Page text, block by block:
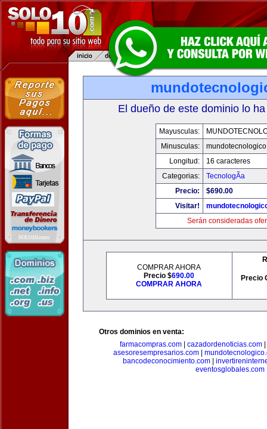
El dueño de este dominio lo
Mayusculas:
Minusculas:
Longitud:
16 caracteres
Categorias:
TecnologÃ­a
Precio:
$690.00
Visitar!
Serán consideradas
COMPRAR AHORA
Precio $690.00
COMPRAR AHORA
Precio
Otros dominios en venta:
farmacompras.com
cazadordenoticias.com
asesoresempresarios.com
bancodeconocimiento.com
eventosglobales.com